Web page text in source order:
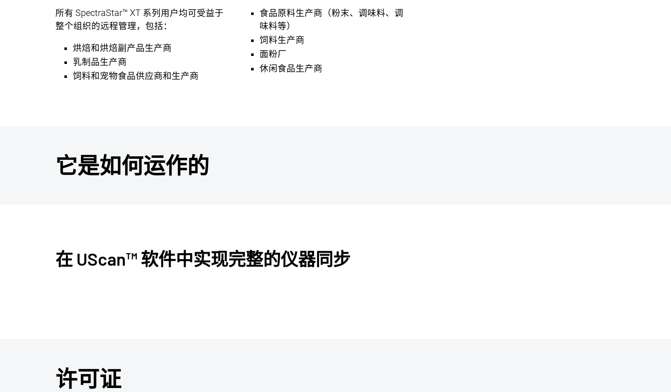
所有 SpectraStar™ XT 系列用户均可受益于
整个组织的远程管理，包括：
烘焙和烘焙副产品生产商
乳制品生产商
饲料和宠物食品供应商和生产商
食品原料生产商（粉末、调味料、调
味料等）
饲料生产商
面粉厂
休闲食品生产商
它是如何运作的
在 UScan™ 软件中实现完整的仪器同步
许可证